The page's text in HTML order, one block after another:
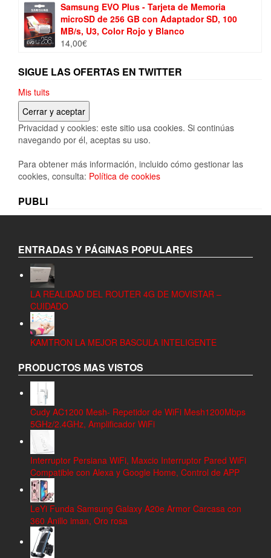
Samsung EVO Plus - Tarjeta de Memoria
microSD de 256 GB con Adaptador SD, 100
MB/s, U3, Color Rojo y Blanco
14,00€
SIGUE LAS OFERTAS EN TWITTER
Mis tuits
Privacidad y cookies: este sitio usa cookies. Si continúas
navegando por él, aceptas su uso.
Para obtener más información, incluido cómo gestionar las
cookies, consulta: Política de cookies
PUBLI
ENTRADAS Y PÁGINAS POPULARES
LA REALIDAD DEL ROUTER 4G DE MOVISTAR –
CUIDADO
KAMTRON LA MEJOR BASCULA INTELIGENTE
PRODUCTOS MAS VISTOS
Cudy AC1200 Mesh- Repetidor de WiFi Mesh1200Mbps
5GHz/2.4GHz, Amplificador WiFi
Interruptor Persiana WiFi, Maxcio Interruptor Pared WiFi
Compatible con Alexa y Google Home, Control de APP
LeYi Funda Samsung Galaxy A20e Armor Carcasa con
360 Anillo iman, Oro rosa